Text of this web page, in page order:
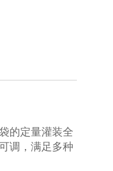
的定量灌装全
调，满足多种